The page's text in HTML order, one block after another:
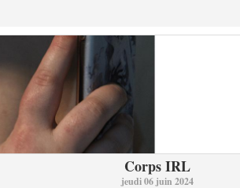
Corps IRL
jeudi 06 juin 2024